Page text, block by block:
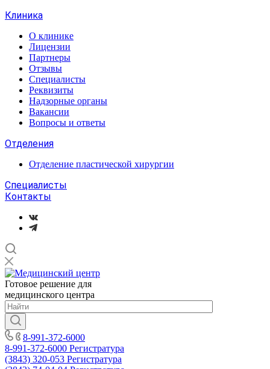
Клиника
О клинике
Лицензии
Партнеры
Отзывы
Специалисты
Реквизиты
Надзорные органы
Вакансии
Вопросы и ответы
Отделения
Отделение пластической хирургии
Специалисты
Контакты
Готовое решение для
медицинского центра
8-991-372-6000
8-991-372-6000 Регистратура
(3843) 320-053 Регистратура